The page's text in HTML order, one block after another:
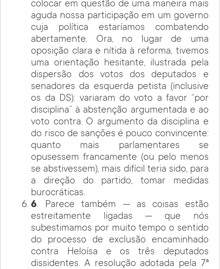
colocar em questão de uma maneira mais
aguda nossa participação em um governo
cuja política estaríamos combatendo
abertamente. Ora, no lugar de uma
oposição clara e nítida à reforma, tivemos
uma orientação hesitante, ilustrada pela
dispersão dos votos dos deputados e
senadores da esquerda petista (inclusive
os da DS): variaram do voto a favor “por
disciplina” à abstenção argumentada e ao
voto contra. O argumento da disciplina e
do risco de sanções é pouco convincente:
quanto mais parlamentares se
opusessem francamente (ou pelo menos
se abstivessem), mais difícil teria sido, para
a direção do partido, tomar medidas
burocráticas.
6. Parece também — as coisas estão
estreitamente ligadas — que nós
subestimamos por muito tempo o sentido
do processo de exclusão encaminhado
contra Heloísa e os três deputados
dissidentes. A resolução adotada pela 7ª